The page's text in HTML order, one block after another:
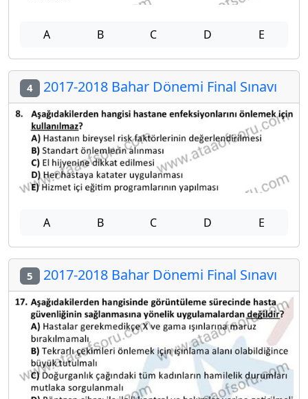
A B C D E
4 2017-2018 Bahar Dönemi Final Sınavı
A B C D E
5 2017-2018 Bahar Dönemi Final Sınavı